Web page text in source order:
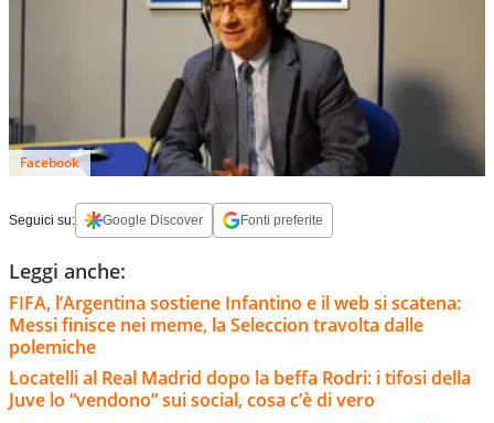
Facebook
Seguici su: Google Discover Fonti preferite
Leggi anche:
FIFA, l’Argentina sostiene Infantino e il web si scatena:
Messi finisce nei meme, la Seleccion travolta dalle
polemiche
Locatelli al Real Madrid dopo la beffa Rodri: i tifosi della
Juve lo “vendono” sui social, cosa c’è di vero